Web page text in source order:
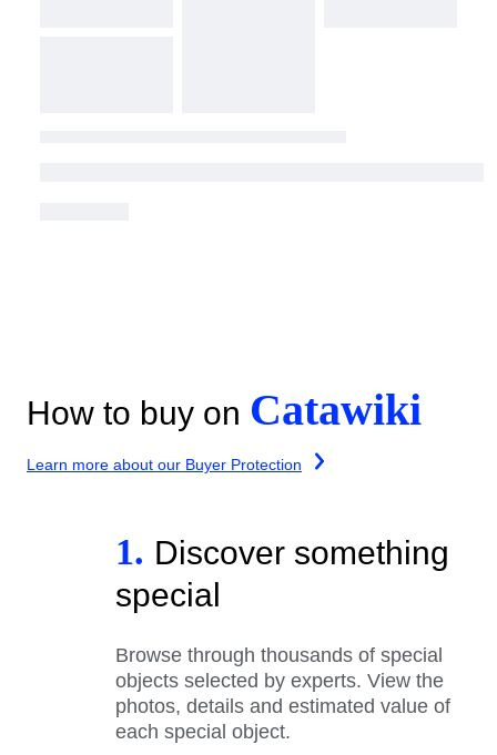
How to buy on Catawiki
Learn more about our Buyer Protection
1. Discover something
special
Browse through thousands of special
objects selected by experts. View the
photos, details and estimated value of
each special object.